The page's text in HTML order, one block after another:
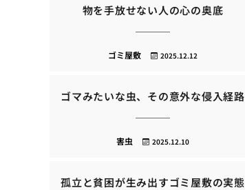
物を手放せない人の心の奥底
2025.12.12
ゴミ屋敷
ゴマみたいな虫、その意外な侵入経路
2025.12.10
害虫
孤立と貧困が生み出すゴミ屋敷の実態